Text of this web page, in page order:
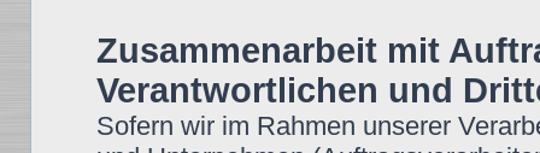
Zusammenarbeit mit
Verantwortlichen und
Sofern wir im Rahmen unserer